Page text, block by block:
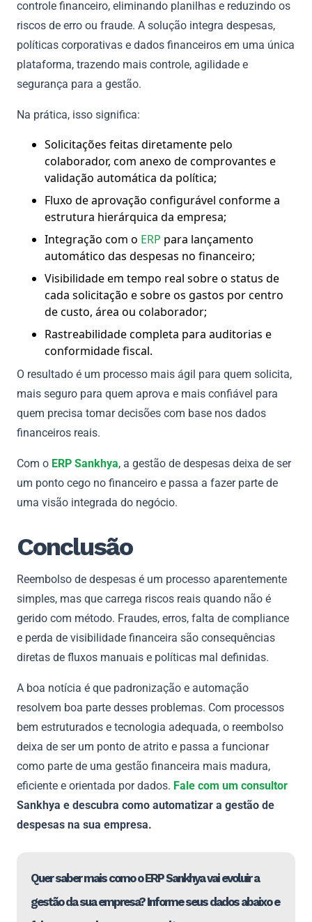
controle financeiro, eliminando planilhas e reduzindo os
riscos de erro ou fraude. A solução integra despesas,
políticas corporativas e dados financeiros em uma única
plataforma, trazendo mais controle, agilidade e
segurança para a gestão.
Na prática, isso significa:
Solicitações feitas diretamente pelo
colaborador, com anexo de comprovantes e
validação automática da política;
Fluxo de aprovação configurável conforme a
estrutura hierárquica da empresa;
Integração com o ERP para lançamento
automático das despesas no financeiro;
Visibilidade em tempo real sobre o status de
cada solicitação e sobre os gastos por centro
de custo, área ou colaborador;
Rastreabilidade completa para auditorias e
conformidade fiscal.
O resultado é um processo mais ágil para quem solicita,
mais seguro para quem aprova e mais confiável para
quem precisa tomar decisões com base nos dados
financeiros reais.
Com o ERP Sankhya, a gestão de despesas deixa de ser
um ponto cego no financeiro e passa a fazer parte de
uma visão integrada do negócio.
Conclusão
Reembolso de despesas é um processo aparentemente
simples, mas que carrega riscos reais quando não é
gerido com método. Fraudes, erros, falta de compliance
e perda de visibilidade financeira são consequências
diretas de fluxos manuais e políticas mal definidas.
A boa notícia é que padronização e automação
resolvem boa parte desses problemas. Com processos
bem estruturados e tecnologia adequada, o reembolso
deixa de ser um ponto de atrito e passa a funcionar
como parte de uma gestão financeira mais madura,
eficiente e orientada por dados. Fale com um consultor
Sankhya e descubra como automatizar a gestão de
despesas na sua empresa.
Quer saber mais como o ERP Sankhya vai evoluir a
gestão da sua empresa? Informe seus dados abaixo e